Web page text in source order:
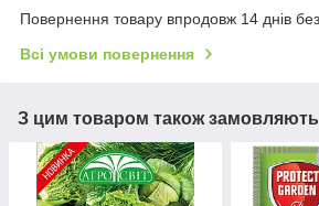
Повернення товару впродовж 14 днів
Всі умови повернення
З цим товаром також замовляють